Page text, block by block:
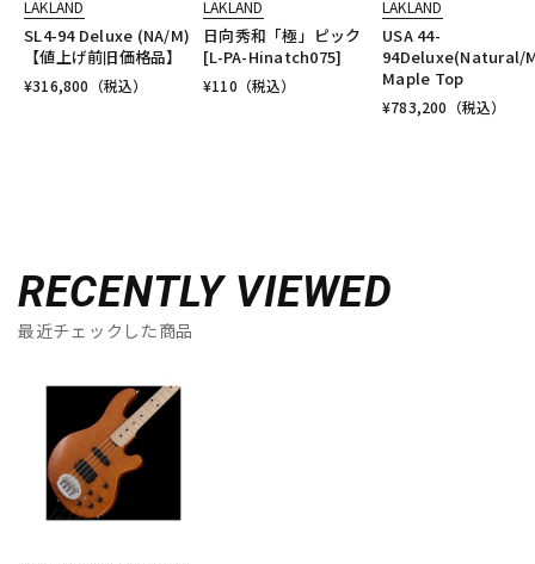
LAKLAND
SL4-94 Deluxe (NA/M)
【値上げ前旧価格品】
¥316,800 （税込）
LAKLAND
日向秀和「極」ピック
[L-PA-Hinatch075]
¥110 （税込）
LAKLAND
USA 44-
94Deluxe(Natural/
Maple Top
¥783,200 （税込）
RECENTLY VIEWED
最近チェックした商品